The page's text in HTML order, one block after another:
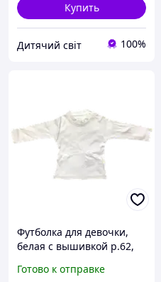
Купить
Дитячий світ 100%
Футболка для девочки,
белая с вышивкой р.62,
Готово к отправке